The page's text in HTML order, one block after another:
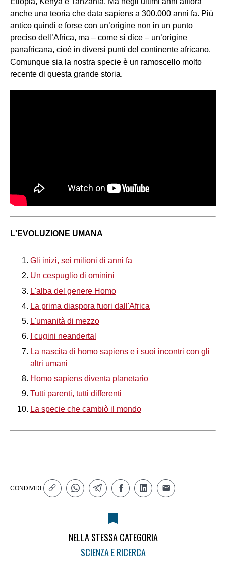
anche una teoria che data sapiens a 300.000 anni fa. Più
antico quindi e forse con un’origine non in un punto
preciso dell’Africa, ma – come si dice – un’origine
panafricana, cioè in diversi punti del continente africano.
Comunque sia la nostra specie è un ramoscello molto
recente di questa grande storia.
L'EVOLUZIONE UMANA
Gli inizi, sei milioni di anni fa
Un cespuglio di ominini
L'alba del genere Homo
La prima diaspora fuori dall'Africa
L'umanità di mezzo
I cugini neandertal
La nascita di homo sapiens e i suoi incontri con gli
altri umani
Homo sapiens diventa planetario
Tutti parenti, tutti differenti
La specie che cambiò il mondo
CONDIVIDI
NELLA STESSA CATEGORIA
SCIENZA E RICERCA